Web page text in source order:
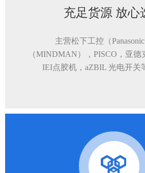
充足货源 放心
主营松下工控（
（MINDMAN），PISCO，亚德
IEI点胶机，aZBIL 光电开关